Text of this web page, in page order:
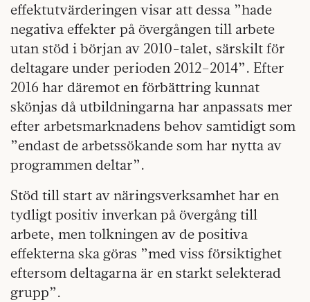
effektutvärderingen visar att dessa ”hade
negativa effekter på övergången till arbete
utan stöd i början av 2010-talet, särskilt för
deltagare under perioden 2012–2014”. Efter
2016 har däremot en förbättring kunnat
skönjas då utbildningarna har anpassats mer
efter arbetsmarknadens behov samtidigt som
”endast de arbetssökande som har nytta av
programmen deltar”.
Stöd till start av näringsverksamhet har en
tydligt positiv inverkan på övergång till
arbete, men tolkningen av de positiva
effekterna ska göras ”med viss försiktighet
eftersom deltagarna är en starkt selekterad
grupp”.